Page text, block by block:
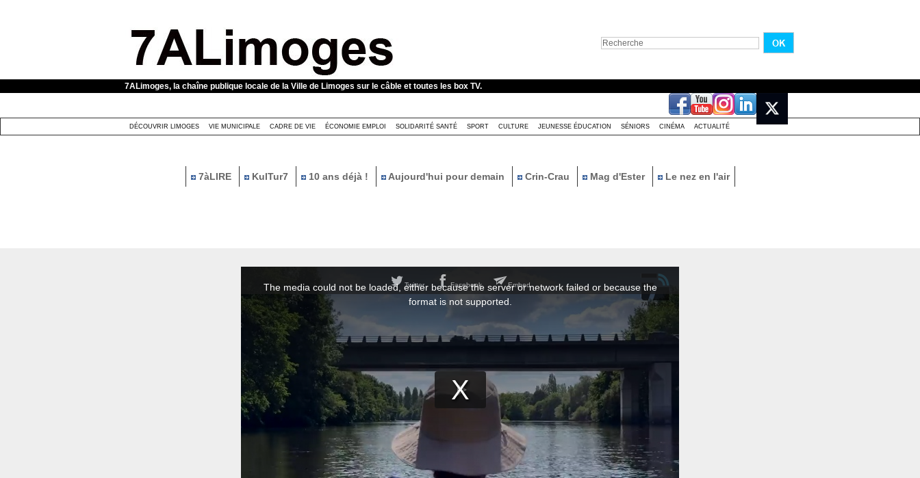
7ALimoges, la chaîne publique locale de la Ville de Limoges sur le câble et toutes les box TV.
DÉCOUVRIR LIMOGES VIE MUNICIPALE CADRE DE VIE ÉCONOMIE EMPLOI SOLIDARITÉ SANTÉ SPORT CULTURE JEUNESSE ÉDUCATION SÉNIORS CINÉMA ACTUALITÉ
7àLIRE KulTur7 10 ans déjà ! Aujourd'hui pour demain Crin-Crau Mag d'Ester Le nez en l'air